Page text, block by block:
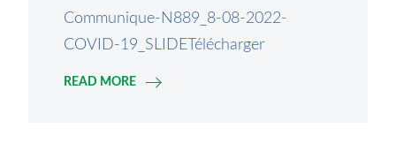
Communique-N889_8-08-2022-
COVID-19_SLIDETélécharger
READ MORE